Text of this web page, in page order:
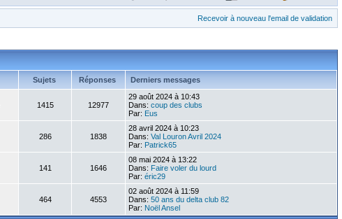
Recevoir à nouveau l'email de validation
Sujets Réponses Derniers messages
1415 12977
29 août 2024 à 10:43
Dans: coup des clubs
Par: Eus
286 1838
28 avril 2024 à 10:23
Dans: Val Louron Avril 2024
Par: Patrick65
141 1646
08 mai 2024 à 13:22
Dans: Faire voler du lourd
Par: éric29
464 4553
02 août 2024 à 11:59
Dans: 50 ans du delta club 82
Par: Noël Ansel